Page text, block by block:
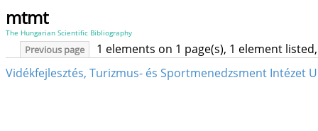
mtmt
The Hungarian Scientific Bibliography
Previous page
1 elements on 1 page(s), 1 element
Vidékfejlesztés, Turizmus- és Sportmenedzsment Intézet